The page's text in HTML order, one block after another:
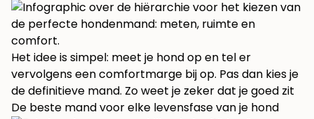
Het idee is simpel: meet je hond op en tel er
vervolgens een comfortmarge bij op. Pas dan kies je
de definitieve mand. Zo weet je zeker dat je goed zit
De beste mand voor elke levensfase van je hond